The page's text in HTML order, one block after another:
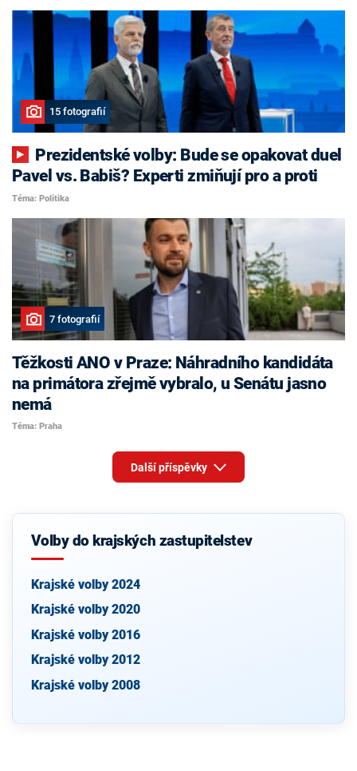
15 fotografií
Pavel vs. Babiš? Experti zmiňují pro a proti
Téma: Politika
7 fotografií
Těžkosti ANO v Praze: Náhradního kandidáta
na primátora zřejmě vybralo, u Senátu jasno
nemá
Téma: Praha
Další příspěvky
Volby do krajských zastupitelstev
Krajské volby 2024
Krajské volby 2020
Krajské volby 2016
Krajské volby 2012
Krajské volby 2008